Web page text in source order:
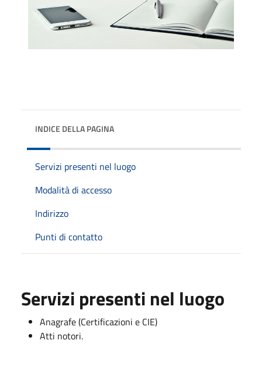
INDICE DELLA PAGINA
Servizi presenti nel luogo
Modalità di accesso
Indirizzo
Punti di contatto
Servizi presenti nel luogo
Anagrafe (Certificazioni e CIE)
Atti notori.